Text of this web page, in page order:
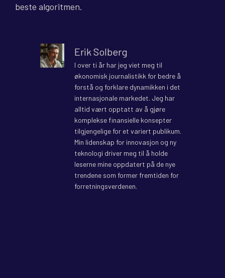
beste algoritmen.
Erik Solberg
I over ti år har jeg viet meg til
økonomisk journalistikk for bedre å
forstå og forklare dynamikken i det
internasjonale markedet. Jeg har
alltid vært opptatt av å gjøre
komplekse finansielle konsepter
tilgjengelige for et variert publikum.
Min lidenskap for innovasjon og ny
teknologi driver meg til å holde
leserne mine oppdatert på de nye
trendene som former fremtiden for
forretningsverdenen.